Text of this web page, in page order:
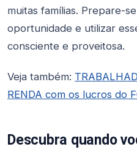
muitas famílias. Prepare-
oportunidade e utilizar
consciente e proveitosa.
Veja também:
RENDA com os lucros do
Descubra quando